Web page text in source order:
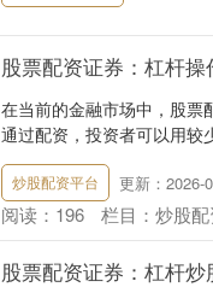
股票配资证券：杠杆
在当前的金融市场中，股票
通过配资，投资者可以用较
炒股配资平台 更新：2026-
阅读： 196 栏目： 炒股
股票配资证券：杠杆炒